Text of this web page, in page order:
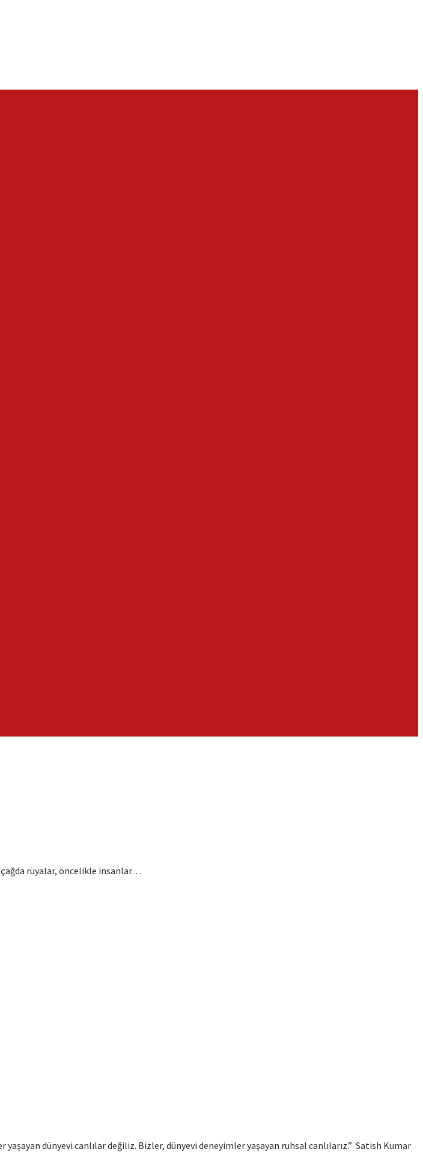
çağda rüyalar, öncelikle insanlar…
yaşayan dünyevi canlılar değiliz. Bizler, dünyevi deneyimler yaşayan ruhsal canlılarız.” Satish Kumar